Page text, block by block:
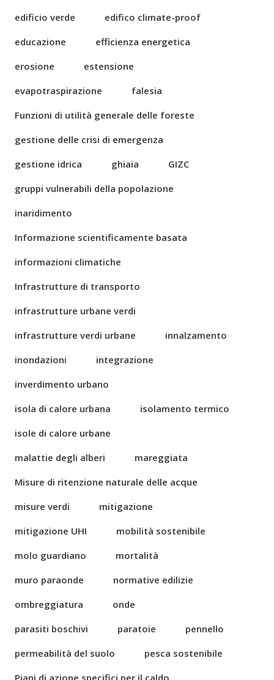
edificio verde
edifico climate-proof
educazione
efficienza energetica
erosione
estensione
evapotraspirazione
falesia
Funzioni di utilità generale delle foreste
gestione delle crisi di emergenza
gestione idrica
ghiaia
GIZC
gruppi vulnerabili della popolazione
inaridimento
Informazione scientificamente basata
informazioni climatiche
Infrastrutture di transporto
infrastrutture urbane verdi
infrastrutture verdi urbane
innalzamento
inondazioni
integrazione
inverdimento urbano
isola di calore urbana
isolamento termico
isole di calore urbane
malattie degli alberi
mareggiata
Misure di ritenzione naturale delle acque
misure verdi
mitigazione
mitigazione UHI
mobilità sostenibile
molo guardiano
mortalità
muro paraonde
normative edilizie
ombreggiatura
onde
parasiti boschivi
paratoie
pennello
permeabilità del suolo
pesca sostenibile
Piani di azione specifici per il caldo